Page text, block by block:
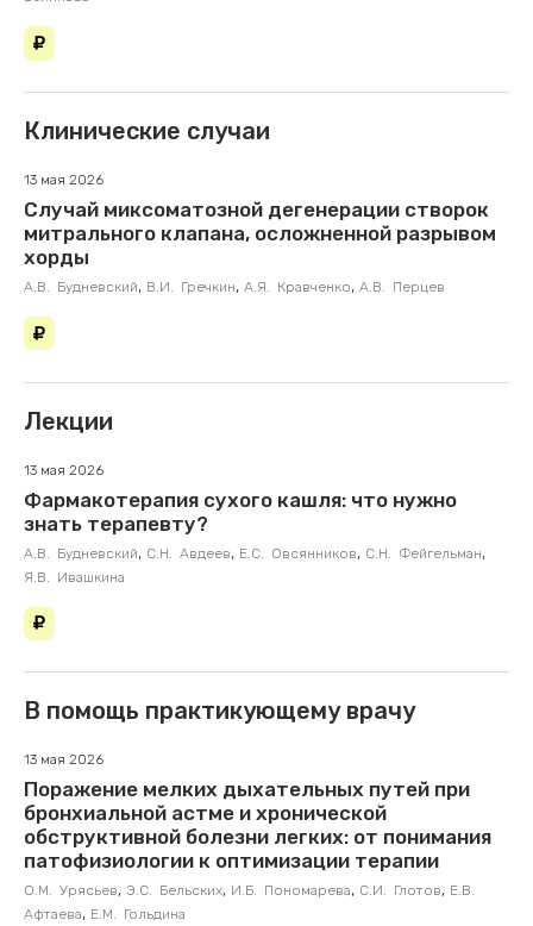
Клинические случаи
13 мая 2026
Случай миксоматозной дегенерации створок
митрального клапана, осложненной разрывом
хорды
А.В. Будневский, В.И. Гречкин, А.Я. Кравченко, А.В. Перцев
Лекции
13 мая 2026
Фармакотерапия сухого кашля: что нужно
знать терапевту?
А.В. Будневский, С.Н. Авдеев, Е.С. Овсянников, С.Н. Фейгельман,
Я.В. Ивашкина
В помощь практикующему врачу
13 мая 2026
Поражение мелких дыхательных путей при
бронхиальной астме и хронической
обструктивной болезни легких: от понимания
патофизиологии к оптимизации терапии
О.М. Урясьев, Э.С. Бельских, И.Б. Пономарева, С.И. Глотов, Е.В.
Афтаева, Е.М. Гольдина